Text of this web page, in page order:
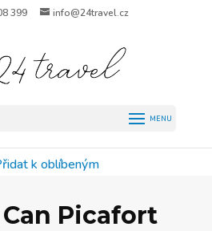
399 info@24travel.cz
k oblíbeným
Picafort